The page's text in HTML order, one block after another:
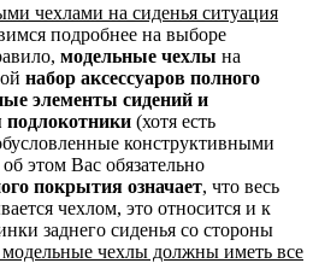
чехлами на сиденья ситуация
подробнее на выборе
модельные чехлы на
набор аксессуаров полного
элементы сидений и
подлокотники (хотя есть
конструктивными
этом Вас обязательно
покрытия означает, что весь
чехлом, это относится и к
заднего сиденья со стороны
чехлы должны иметь все